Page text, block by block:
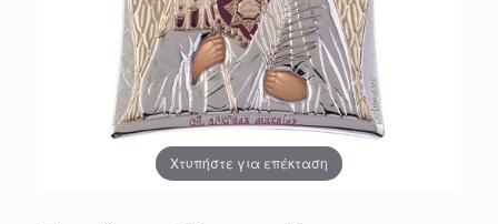
Χτυπήστε για επέκταση